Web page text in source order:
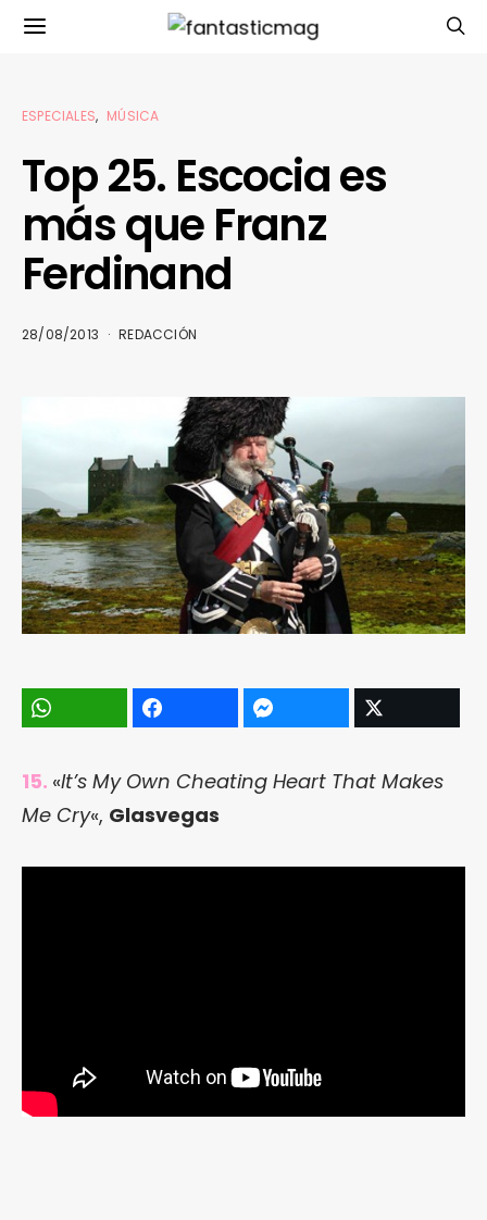
ESPECIALES MÚSICA
Top 25. Escocia es
más que Franz
Ferdinand
28/08/2013 REDACCIÓN
15. «It’s My Own Cheating Heart That Makes
Me Cry«, Glasvegas